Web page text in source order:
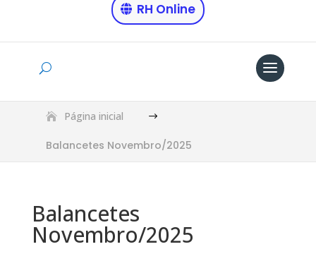
RH Online
Página inicial $
Balancetes Novembro/2025
Balancetes
Novembro/2025